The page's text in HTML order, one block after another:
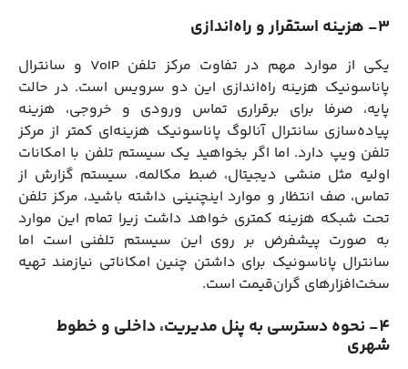
3- هزینه استقرار و راه‌اندازی
یکی از موارد مهم در تفاوت مرکز تلفن VoIP و سانترال
پاناسونیک هزینه راه‌اندازی این دو سرویس است. در حالت
پایه، صرفا برای برقراری تماس ورودی و خروجی، هزینه
پیاده‌سازی سانترال آنالوگ پاناسونیک هزینه‌ای کمتر از مرکز
تلفن ویپ دارد. اما اگر بخواهید یک سیستم تلفن با امکانات
اولیه مثل منشی دیجیتال، ضبط مکالمه، سیستم گزارش از
تماس، صف انتظار و موارد اینچنینی داشته باشید، مرکز تلفن
تحت شبکه هزینه کمتری خواهد داشت زیرا تمام این موارد
به صورت پیشفرض بر روی این سیستم تلفنی است اما
سانترال پاناسونیک برای داشتن چنین امکاناتی نیازمند تهیه
سخت‌افزارهای گران‌قیمت است.
4- نحوه دسترسی به پنل مدیریت، داخلی و خطوط
شهری